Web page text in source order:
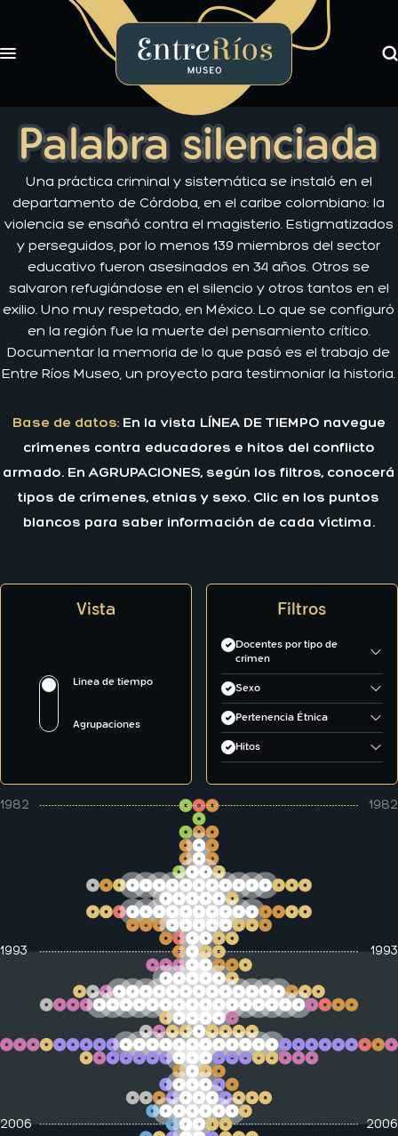
Toggle navigation
EntreRíos Museo
Libros
Novedades
Nosotros
Palabra silenciada
Una práctica criminal y sistemática se instaló en el
departamento de Córdoba, en el caribe colombiano: la
violencia se ensañó contra el magisterio. Estigmatizados
y perseguidos, por lo menos 139 miembros del sector
educativo fueron asesinados en 34 años. Otros se
salvaron refugiándose en el silencio y otros tantos en el
exilio. Uno muy respetado, en México. Lo que se configuró
en la región fue la muerte del pensamiento crítico.
Documentar la memoria de lo que pasó es el trabajo de
Entre Ríos Museo, un proyecto para testimoniar la historia.
Base de datos:En la vista LÍNEA DE TIEMPO navegue
crímenes contra educadores e hitos del conflicto
armado. En AGRUPACIONES, según los filtros, conocerá
tipos de crímenes, etnias y sexo. Clic en los puntos
blancos para saber información de cada víctima.
Vista
Linea de tiempo
Agrupaciones
Filtros
Docentes por tipo de
crimen
Desaparición
Sexo
Mujer
Pertenencia Étnica
Indígena
Hitos
Exilio o desplazamiento
JEP y Justicia y Paz
Justicia y paz
Política
1982 1982
1993 1993
2006 2006